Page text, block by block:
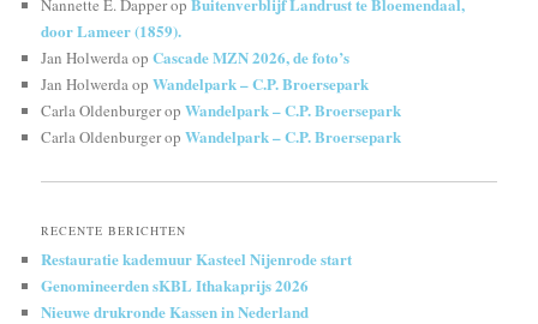
Nannette E. Dapperop
door Lameer (1859).
Jan HolwerdaopCascade MZN 2026, de foto’s
Jan HolwerdaopWandelpark – C.P. Broersepark
Carla OldenburgeropWandelpark – C.P. Broersepark
Carla OldenburgeropWandelpark – C.P. Broersepark
RECENTE BERICHTEN
Restauratie kademuur Kasteel Nijenrode start
Genomineerden sKBL Ithakaprijs 2026
Nieuwe drukronde Kassen in Nederland